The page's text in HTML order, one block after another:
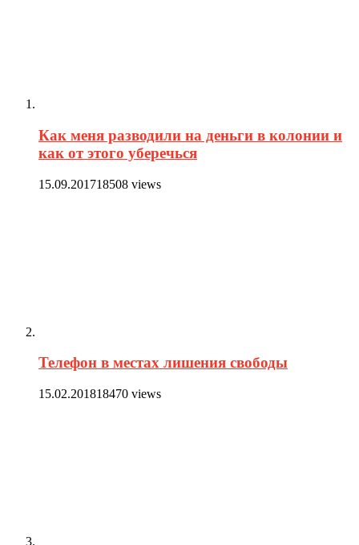
Как меня разводили на деньги в колонии и
как от этого уберечься
15.09.201718508 views
Телефон в местах лишения свободы
15.02.201818470 views